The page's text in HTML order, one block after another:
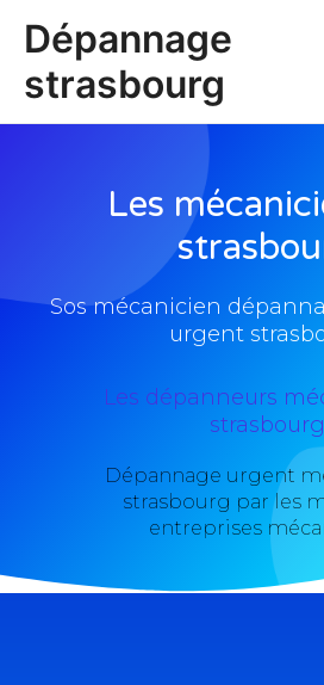
Dépannage
strasbourg
Les
Sos mécanicien
urgent
Les dépanneurs
strasbourg
Dépannage urgent
strasbourg par les
entreprises